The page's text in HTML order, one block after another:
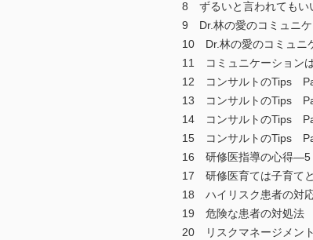
8 ずるいと言われてもい
9 Dr.林の愛のコミュニ
10 Dr.林の愛のコミュニ
11 コミュニケーション
12 コンサルトのTips
13 コンサルトのTips
14 コンサルトのTips
15 コンサルトのTips
16 研修医指導の心得―5
17 研修医育ては子育て
18 ハイリスク患者の対
19 危険な患者の対処法
20 リスクマネージメン